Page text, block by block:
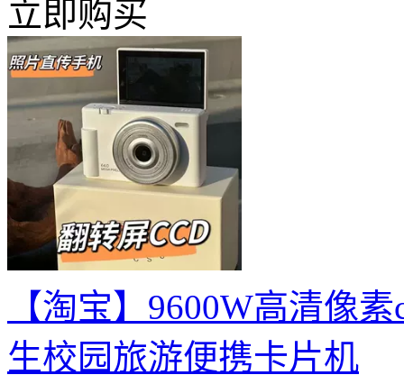
立即购买
【淘宝】9600W高清像
生校园旅游便携卡片机